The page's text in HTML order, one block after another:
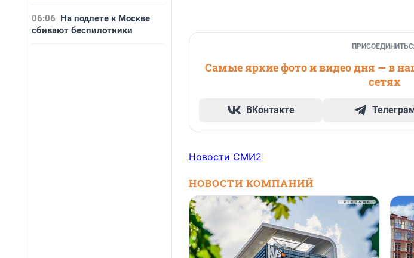
06:06 На подлете к Москве
сбивают беспилотники
Самые яркие фото и видео дня — в
сетях
ВКонтакте
Новости СМИ2
НОВОСТИ КОМПАНИЙ